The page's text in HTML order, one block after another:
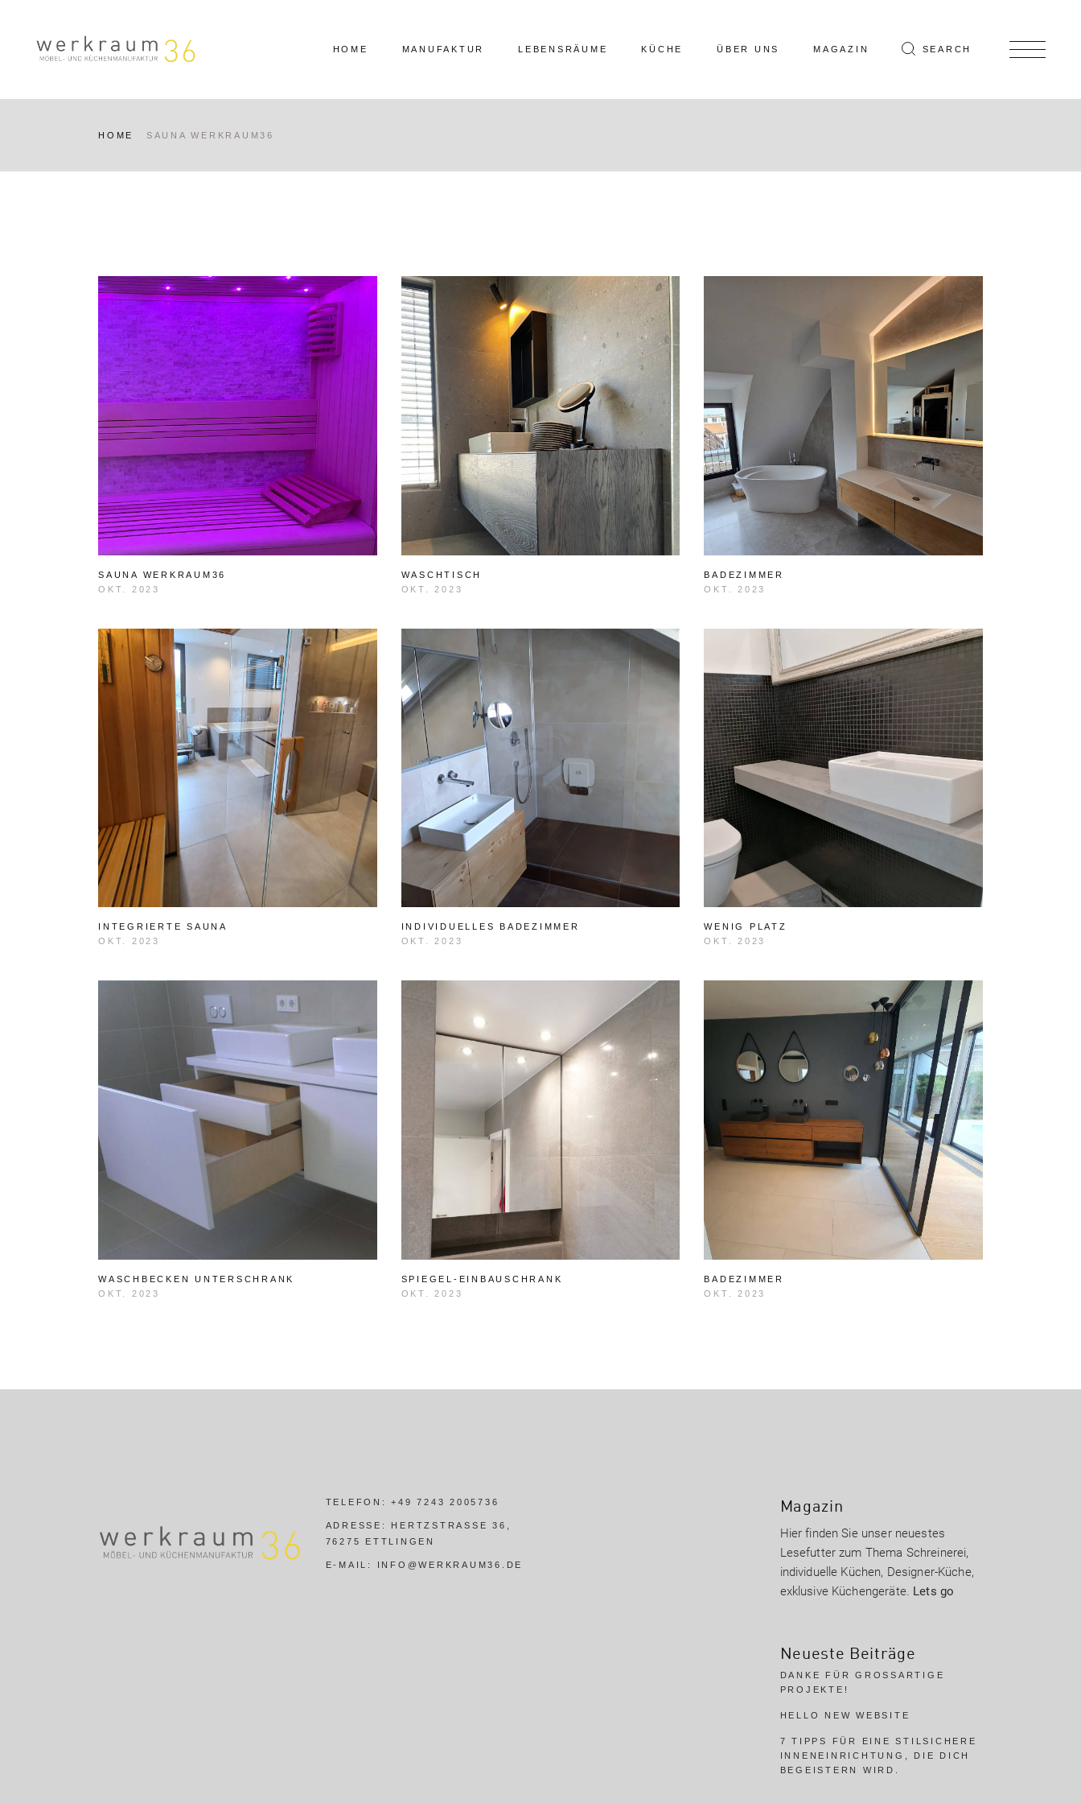
content
HOME MANUFAKTUR LEBENSRÄUME KÜCHE ÜBER UNS MAGAZIN SEARCH
HOME SAUNA WERKRAUM36
SAUNA WERKRAUM36
OKT. 2023
WASCHTISCH
OKT. 2023
BADEZIMMER
OKT. 2023
INTEGRIERTE SAUNA
OKT. 2023
INDIVIDUELLES BADEZIMMER
OKT. 2023
WENIG PLATZ
OKT. 2023
WASCHBECKEN UNTERSCHRANK
OKT. 2023
SPIEGEL-EINBAUSCHRANK
OKT. 2023
BADEZIMMER
OKT. 2023
TELEFON:+49 7243 2005736
ADRESSE: HERTZSTRASSE 36,
76275 ETTLINGEN
E-MAIL: INFO@WERKRAUM36.DE
Magazin
Hier finden Sie unser neuestes
Lesefutter zum Thema Schreinerei,
individuelle Küchen, Designer-Küche,
exklusive Küchengeräte. Lets go
Neueste Beiträge
DANKE FÜR GROSSARTIGE P
ROJEKTE!
HELLO NEW WEBSITE
7 TIPPS FÜR EINE STILSICHERE
INNENEINRICHTUNG, DIE DICH
BEGEISTERN WIRD.